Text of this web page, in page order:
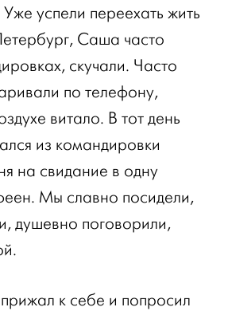
Уже успели переехать жить
Саша часто
скучали. Часто
по телефону,
витало. В тот день
из командировки
на свидание в одну
Мы славно посидели,
душевно поговорили,
к себе и попросил